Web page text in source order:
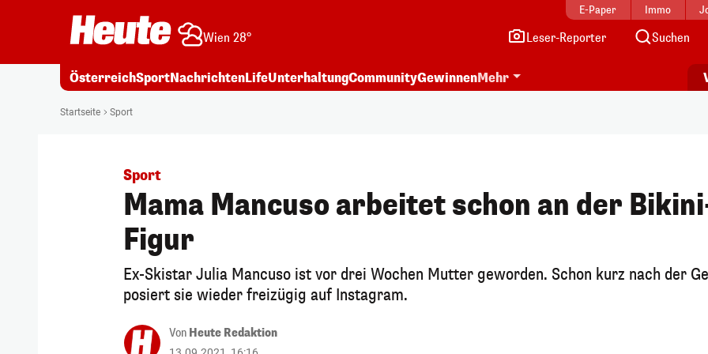
E-Paper Immo
Wien 28° Leser-Reporter Suchen
ÖsterreichSportNachrichtenLifeUnterhaltungCommunityGewinnenMehr
Startseite Sport
Sport
Mama Mancuso arbeitet schon an der
Figur
Ex-Skistar Julia Mancuso ist vor drei Wochen Mutter geworden. Schon kurz nach der
posiert sie wieder freizügig auf Instagram.
Von Heute Redaktion